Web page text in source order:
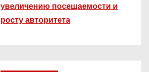
увеличению посещаемости и
росту авторитета